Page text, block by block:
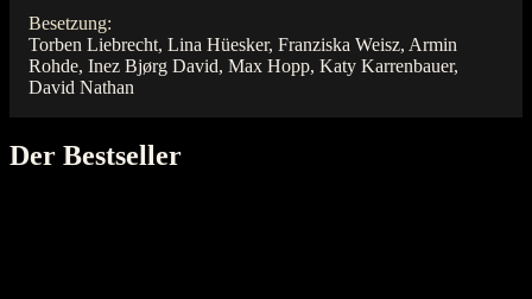
Besetzung:
Torben Liebrecht, Lina Hüesker, Franziska Weisz, Armin
Rohde, Inez Bjørg David, Max Hopp, Katy Karrenbauer,
David Nathan
Der Bestseller